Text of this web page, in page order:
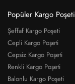
Popüler Kargo Poşeti
Şeffaf Kargo Poşeti
Cepli Kargo Poşeti
Cepsiz Kargo Poşeti
Renkli Kargo Poşeti
Balonlu Kargo Poşeti